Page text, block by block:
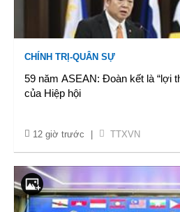
CHÍNH TRỊ-QUÂN SỰ
59 năm ASEAN: Đoàn kết là “lợi
của Hiệp hội
12 giờ trước TTXVN